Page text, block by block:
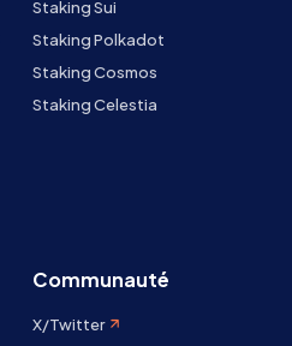
Staking Sui
Staking Polkadot
Staking Cosmos
Staking Celestia
Communauté
X/Twitter